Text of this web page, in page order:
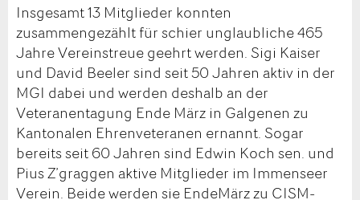
Insgesamt 13 Mitglieder konnten
zusammengezählt für schier unglaubliche 465
Jahre Vereinstreue geehrt werden. Sigi Kaiser
und David Beeler sind seit 50 Jahren aktiv in der
MGI dabei und werden deshalb an der
Veteranentagung Ende März in Galgenen zu
Kantonalen Ehrenveteranen ernannt. Sogar
bereits seit 60 Jahren sind Edwin Koch sen. und
Pius Z’graggen aktive Mitglieder im Immenseer
Verein. Beide werden sie EndeMärz zu CISM-